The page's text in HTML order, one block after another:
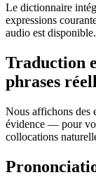
Le dictionnaire
expressions
audio est disponible.
Traduction
phrases
Nous affichons des
évidence — pour
collocations